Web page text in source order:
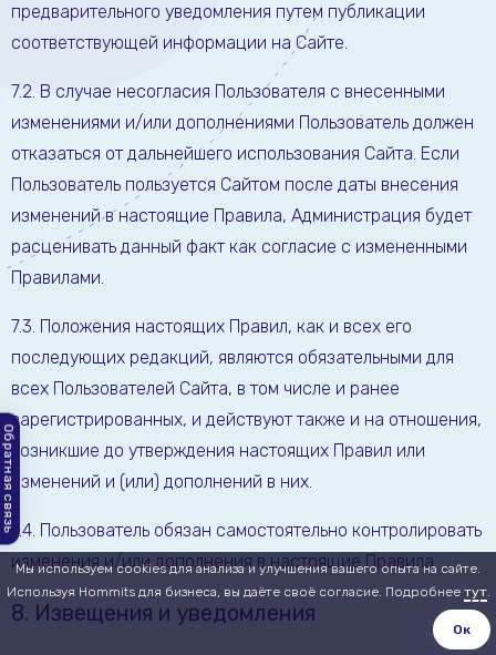
предварительного уведомления путем публикации
соответствующей информации на Сайте.
7.2. В случае несогласия Пользователя с внесенными
изменениями и/или дополнениями Пользователь должен
отказаться от дальнейшего использования Сайта. Если
Пользователь пользуется Сайтом после даты внесения
изменений в настоящие Правила, Администрация будет
расценивать данный факт как согласие с измененными
Правилами.
7.3. Положения настоящих Правил, как и всех его
последующих редакций, являются обязательными для
всех Пользователей Сайта, в том числе и ранее
зарегистрированных, и действуют также и на отношения,
возникшие до утверждения настоящих Правил или
изменений и (или) дополнений в них.
7.4. Пользователь обязан самостоятельно контролировать
изменения и/или дополнения в настоящие Правила.
8. Извещения и уведомления
Мы используем cookies для анализа и улучшения вашего опыта на сайте.
Используя Hommits для бизнеса, вы даёте своё согласие. Подробнее тут.
Ок
Обратная связь